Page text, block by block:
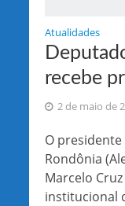
Atualidades
recebe
2 de maio de
O presidente
Rondônia
Marcelo
institucional